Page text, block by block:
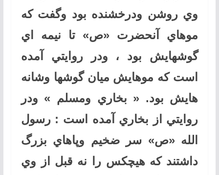
وي روشن ودرخشنده بود وگفت كه
موهاي آنحضرت «ص» تا نيمه اي
گوشهايش بود ، ودر روايتي آمده
است كه موهايش ميان گوشها وشانه
هايش بود. « بخاري ومسلم » ودر
روايتي از بخاري آمده است : رسول
الله «ص» سر ضخيم وپاهاي بزرگ
داشتند كه هيچكس را نه قبل از وي